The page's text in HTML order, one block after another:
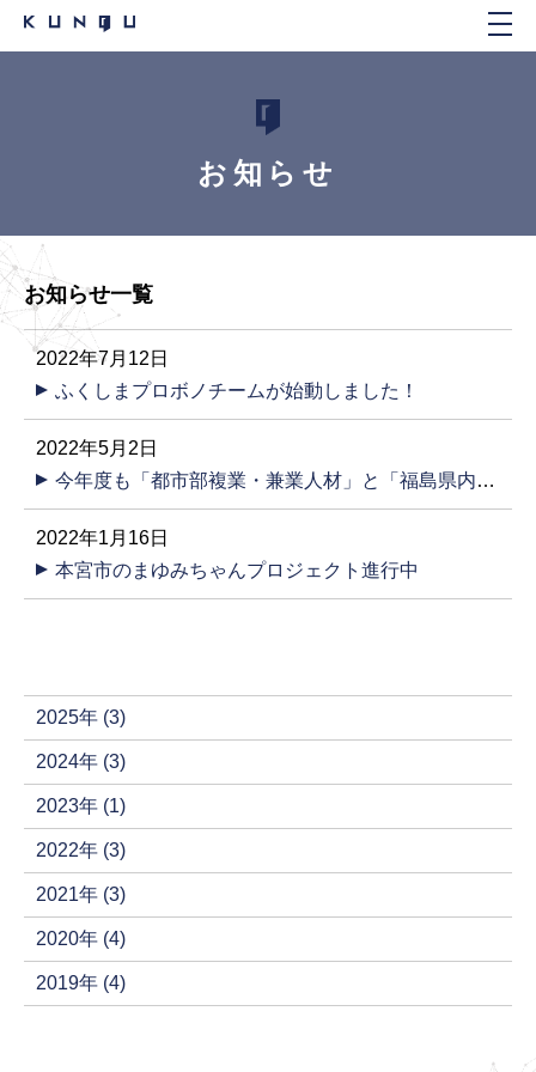
お知らせ
お知らせ一覧
2022年7月12日
ふくしまプロボノチームが始動しました！
2022年5月2日
今年度も「都市部複業・兼業人材」と「福島県内の事業者課題」をマッチング
2022年1月16日
本宮市のまゆみちゃんプロジェクト進行中
2025年 (3)
2024年 (3)
2023年 (1)
2022年 (3)
2021年 (3)
2020年 (4)
2019年 (4)